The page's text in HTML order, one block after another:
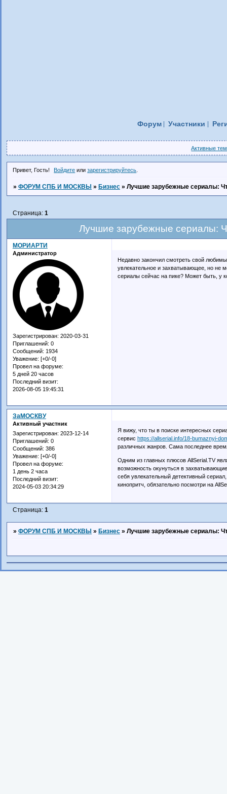
Форум Участники
Активные
Привет, Гость! Войдите илизарегистрируйтесь
» ФОРУМ СПБ И МОСКВЫ » Бизнес » Лучшие зарубежные сериалы:
Лучшие зарубежные сериалы:
Страница: 1
МОРИАРТИ
Администратор
Зарегистрирован: 2020-03-31
Приглашений: 0
Сообщений: 1934
Уважение: [+0/-0]
Провел на форуме:
5 дней 20 часов
Последний визит:
2026-08-05 19:45:31
Недавно закончил смотреть свой
увлекательное и захватывающее, но не
сериалы сейчас на пике? Может быть, у
ЗаМОСКВУ
Активный участник
Зарегистрирован: 2023-12-14
Приглашений: 0
Сообщений: 386
Уважение: [+0/-0]
Провел на форуме:
1 день 2 часа
Последний визит:
2024-05-03 20:34:29
Я вижу, что ты в поиске интересных
сервис https://allserial.info/18-bumaznyi-
различных жанров. Сама последнее
Одним из главных плюсов AllSerial.TV
возможность окунуться в
себя увлекательный детективный
кинопритч, обязательно посмотри на
Страница: 1
» ФОРУМ СПБ И МОСКВЫ » Бизнес » Лучшие зарубежные сериалы: